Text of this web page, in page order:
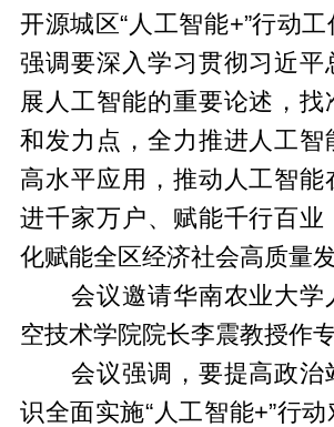
开源城区“人工智能+”行动工
强调要深入学习贯彻习近平
展人工智能的重要论述，找
和发力点，全力推进人工智
高水平应用，推动人工智能
进千家万户、赋能千行百业
化赋能全区经济社会高质量发
会议邀请华南农业大学
空技术学院院长李震教授作专
会议强调，要提高政治
识全面实施“人工智能+”行